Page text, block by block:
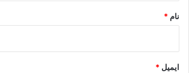
نام *
ایمیل *